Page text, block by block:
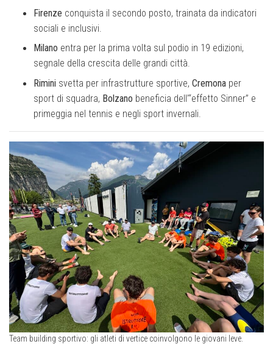
Firenze conquista il secondo posto, trainata da indicatori
sociali e inclusivi.
Milano entra per la prima volta sul podio in 19 edizioni,
segnale della crescita delle grandi città.
Rimini svetta per infrastrutture sportive, Cremona per
sport di squadra, Bolzano beneficia dell’“effetto Sinner” e
primeggia nel tennis e negli sport invernali.
Team building sportivo: gli atleti di vertice coinvolgono le giovani leve.